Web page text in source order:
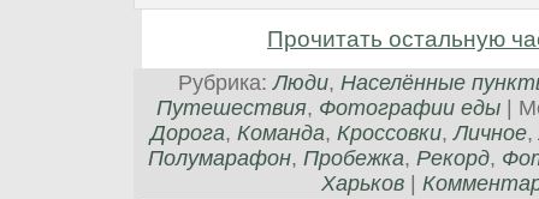
Прочитать остальную
Рубрика:Люди, Населённые
Путешествия, Фотографии еды |
Дорога, Команда, Кроссовки,Личное,
Полумарафон, Пробежка, Рекорд,
Харьков |